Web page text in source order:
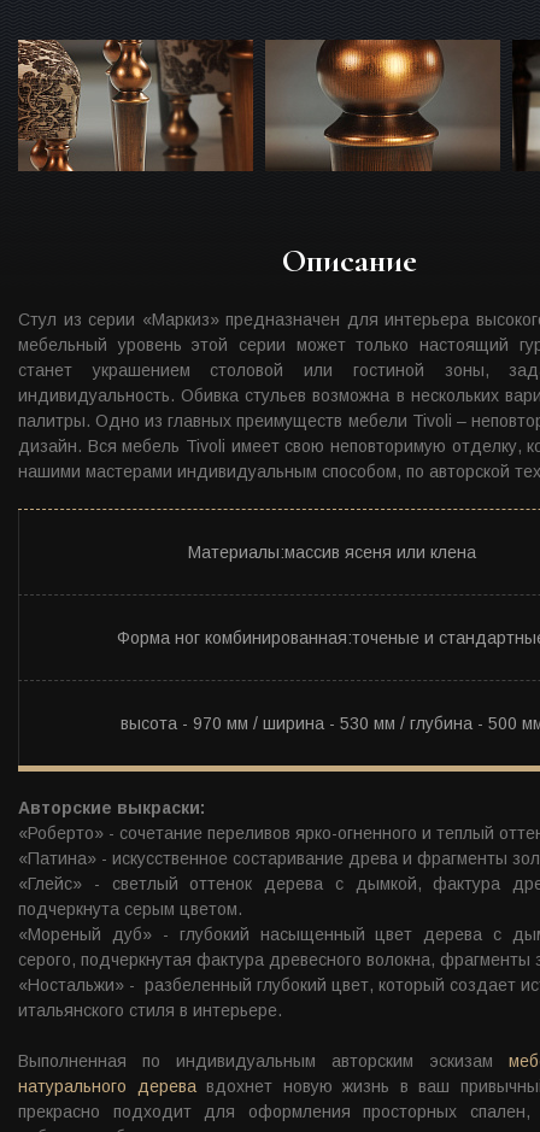
Описание
Стул из серии «Маркиз» предназначен для интерьера
мебельный уровень этой серии может только настоящий
станет украшением столовой или гостиной зоны,
индивидуальность. Обивка стульев возможна в нескольких
палитры. Одно из главных преимуществ мебели Tivoli –
дизайн. Вся мебель Tivoli имеет свою неповторимую отделку,
нашими мастерами индивидуальным способом, по авторской
Материалы:массив ясеня или клена
Форма ног комбинированная:точеные и
высота - 970 мм / ширина - 530 мм / глубина - 500
Авторские выкраски:
«Роберто» - сочетание переливов ярко-огненного и теплый
«Патина» - искусственное состаривание древа и фрагменты
«Глейс» - светлый оттенок дерева с дымкой, фактура
подчеркнута серым цветом.
«Мореный дуб» - глубокий насыщенный цвет дерева с
серого, подчеркнутая фактура древесного волокна, фрагменты
«Ностальжи» - разбеленный глубокий цвет, который создает
итальянского стиля в интерьере.
Выполненная по индивидуальным авторским эскизам
натурального деревавдохнет новую жизнь в ваш
прекрасно подходит для оформления просторных спален,